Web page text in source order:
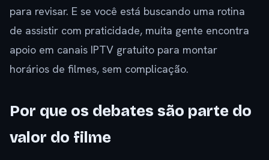
para revisar. E se você está buscando uma rotina
de assistir com praticidade, muita gente encontra
apoio em canais IPTV gratuito para montar
horários de filmes, sem complicação.
Por que os debates são parte do
valor do filme